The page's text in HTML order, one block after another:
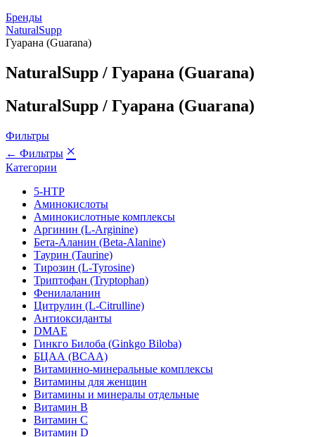
Бренды
NaturalSupp
Гуарана (Guarana)
NaturalSupp / Гуарана (Guarana)
NaturalSupp / Гуарана (Guarana)
Фильтры
← Фильтры ×
Категории
5-HTP
Аминокислоты
Аминокислотные комплексы
Аргинин (L-Arginine)
Бета-Аланин (Beta-Alanine)
Таурин (Taurine)
Тирозин (L-Tyrosine)
Триптофан (Tryptophan)
Фенилаланин
Цитрулин (L-Citrulline)
Антиоксиданты
DMAE
Гинкго Билоба (Ginkgo Biloba)
БЦАА (BCAA)
Витаминно-минеральные комплексы
Витамины для женщин
Витамины и минералы отдельные
Витамин B
Витамин C
Витамин D